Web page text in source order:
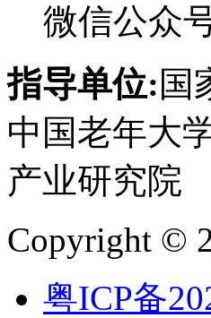
微信公众
指导单位:国
中国老年大
产业研究院
Copyright ©
粤ICP备